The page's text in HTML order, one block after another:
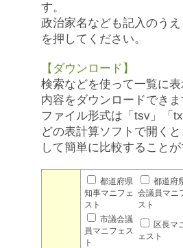
す。
政治家名なども記入のう
を押してください。
【ダウンロード】
検索などを使って一覧に
内容をダウンロードできま
ファイル形式は「tsv」「
どの表計算ソフトで開く
して簡単に比較することが
都道府県
知事マニフェ
スト
都道府
会議員マニ
スト
市議会議
員マニフェス
ト
区長マ
ェスト